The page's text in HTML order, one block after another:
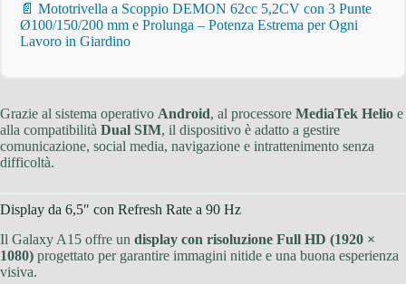
📄 Mototrivella a Scoppio DEMON 62cc 5,2CV con 3 Punte
Ø100/150/200 mm e Prolunga – Potenza Estrema per Ogni
Lavoro in Giardino
Grazie al sistema operativo Android, al processore MediaTek Helio e
alla compatibilità Dual SIM, il dispositivo è adatto a gestire
comunicazione, social media, navigazione e intrattenimento senza
difficoltà.
Display da 6,5″ con Refresh Rate a 90 Hz
Il Galaxy A15 offre un display con risoluzione Full HD (1920 ×
1080) progettato per garantire immagini nitide e una buona esperienza
visiva.